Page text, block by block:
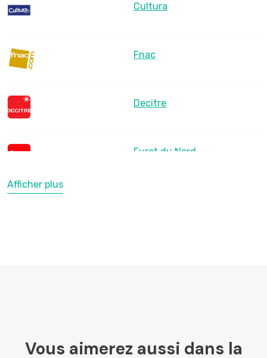
Cultura
Fnac
Decitre
Furet du Nord
Mollat
Afficher plus
Vous aimerez aussi dans la